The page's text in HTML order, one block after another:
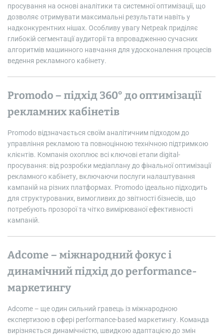
просування на основі аналітики та системної оптимізації, що
дозволяє отримувати максимальні результати навіть у
надконкурентних нішах. Особливу увагу Netpeak приділяє
глибокій сегментації аудиторії та впровадженню сучасних
алгоритмів машинного навчання для удосконалення процесів
ведення рекламного кабінету.
Promodo – підхід 360° до оптимізації
рекламних кабінетів
Promodo відзначається своїм аналітичним підходом до
управління рекламою та повноцінною технічною підтримкою
клієнтів. Компанія охоплює всі ключові етапи digital-
просування: від розробки медіаплану до фінальної оптимізації
рекламного кабінету, включаючи послуги налаштування
кампаній на різних платформах. Promodo ідеально підходить
для структурованих, вимогливих до звітності бізнесів, що
потребують прозорої та чітко вимірюваної ефективності
кампаній.
Adcome – міжнародний фокус і
динамічний підхід до performance-
маркетингу
Adcome – ще один сильний гравець із міжнародною
експертизою в сфері performance-based маркетингу. Команда
вирізняється динамічністю, швидкою адаптацією до змін